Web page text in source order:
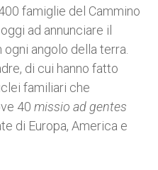
famiglie del Cammino
ad annunciare il
angolo della terra.
di cui hanno fatto
familiari che
40 missio ad gentes
di Europa, America e